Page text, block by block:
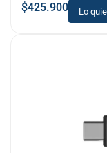
$425.900 Lo